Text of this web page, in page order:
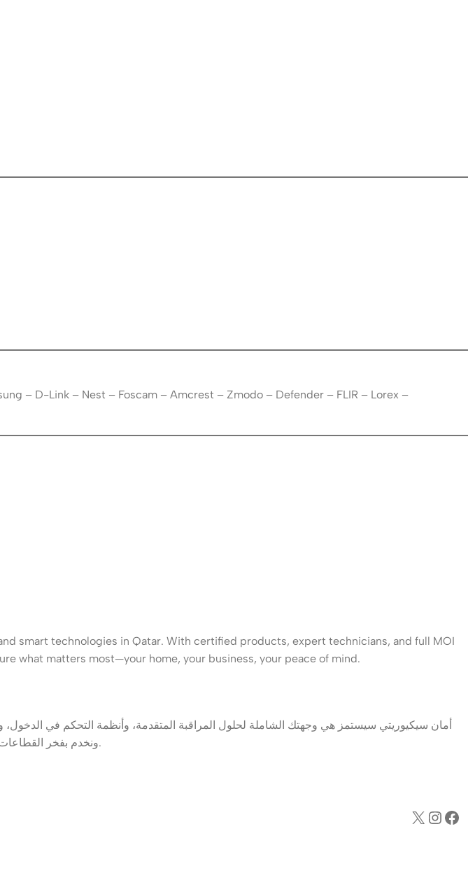
– D-Link – Nest – Foscam – Amcrest – Zmodo – Defender – FLIR – Lorex –
smart technologies in Qatar. With certified products, expert technicians, and full MOI
what matters most—your home, your business, your peace of mind.
أمان سيكيوريتي سيستمز هي وجهتك الشاملة لحلول المراقبة المتقدمة، وأنظمة التحكم في
(MOI)، ونخدم بفخر القطاعات السكنية والتجارية في جميع أنحاء الدوحة. ثق بنا لحماية أهم ما تملك — منزلك، عملك، وراحة بالك.